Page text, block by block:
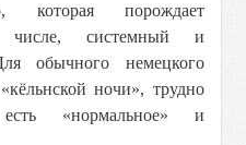
которая порождает
числе, системный и
обычного немецкого
ночи», трудно
«нормальное» и